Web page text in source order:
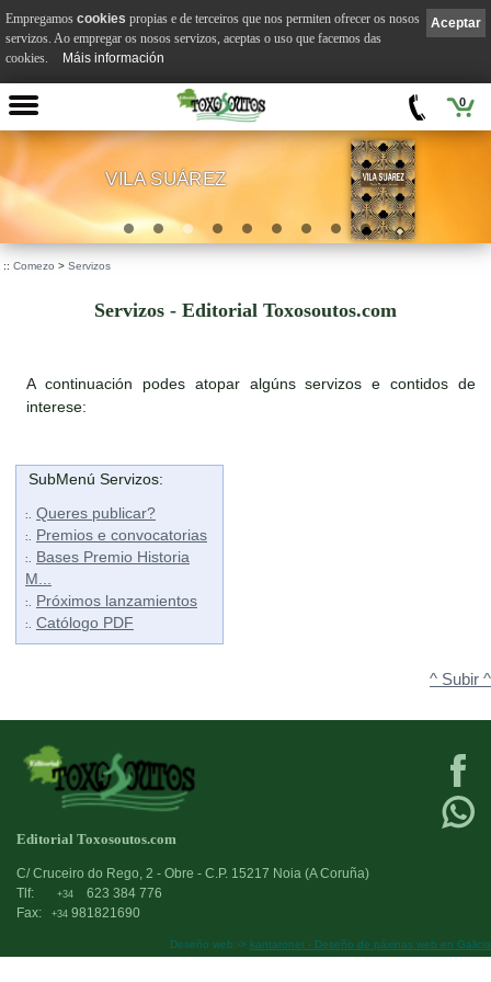
0
VILA SUÁREZ
:: Comezo > Servizos
Servizos - Editorial Toxosoutos.com
A continuación podes atopar algúns servizos e contidos de
interese:
SubMenú Servizos:
:. Queres publicar?
:. Premios e convocatorias
:.
Bases Premio Historia
M...
:. Próximos lanzamientos
:. Católogo PDF
^ Subir ^
Editorial Toxosoutos.com
C/ Cruceiro do Rego, 2 - Obre - C.P. 15217 Noia (A Coruña)
Tlf:
+34
623 384 776
Fax:
+34 981821690
Deseño web:-> kantaronet - Deseño de páxinas web en Galicia
Aceptar
Empregamos cookies propias e de terceiros que nos permiten ofrecer os nosos
servizos. Ao empregar os nosos servizos, aceptas o uso que facemos das
cookies.
Máis información